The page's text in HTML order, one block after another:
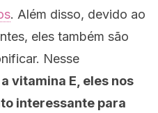
. Além disso, devido ao
eles também são
Nesse
vitamina E, eles nos
interessante para